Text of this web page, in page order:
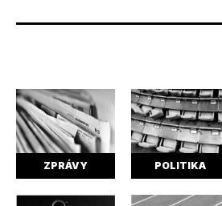
ZPRÁVY POLITIKA